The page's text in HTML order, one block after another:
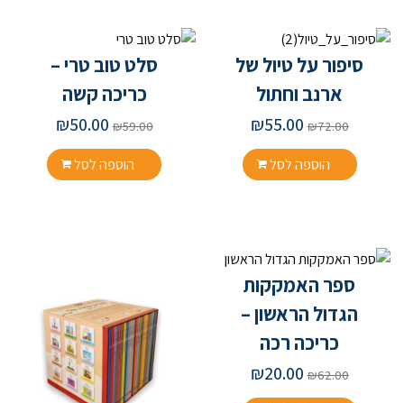
סיפור על טיול של
ארנב וחתול
₪72.00
₪55.00
הוספה לסל
סלט טוב טרי –
כריכה קשה
₪59.00
₪50.00
הוספה לסל
ספר האמקקות
הגדול הראשון –
כריכה רכה
₪62.00
₪20.00